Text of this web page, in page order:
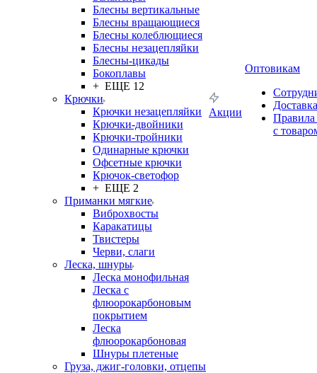
Блесны вертикальные
Блесны вращающиеся
Блесны колеблющиеся
Блесны незацепляйки
Блесны-цикады
Бокоплавы
+ ЕЩЕ 12
Крючки
Крючки незацепляйки
Крючки-двойники
Крючки-тройники
Одинарные крючки
Офсетные крючки
Крючок-светофор
+ ЕЩЕ 2
Приманки мягкие
Виброхвосты
Каракатицы
Твистеры
Черви, слаги
Леска, шнуры
Леска монофильная
Леска с
флюорокарбоновым
покрытием
Леска
флюорокарбоновая
Шнуры плетеные
Груза, джиг-головки, отцепы
Акции
Оптовикам
Доставка
Правила
с